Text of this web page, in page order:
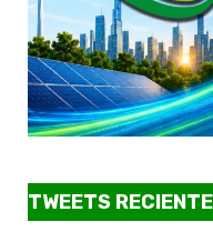
TWEETS